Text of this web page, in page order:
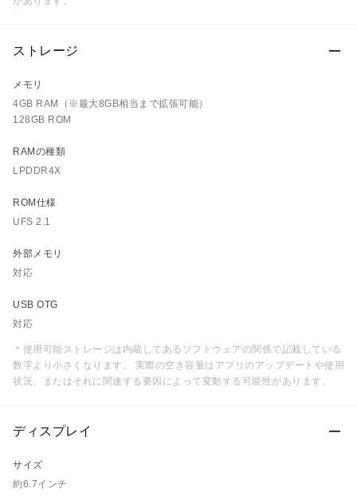
ストレージ
メモリ
4GB RAM（※最大8GB相当まで拡張可能）
128GB ROM
RAMの種類
LPDDR4X
ROM仕様
UFS 2.1
外部メモリ
対応
USB OTG
対応
＊使用可能ストレージは内蔵してあるソフトウェアの関係で記載している
数字より小さくなります。 実際の空き容量はアプリのアップデートや使用
状況、またはそれに関連する要因によって変動する可能性があります。
ディスプレイ
サイズ
約6.7インチ